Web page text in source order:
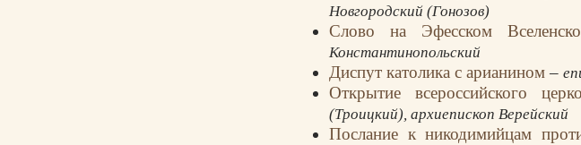
Новгородский (Гонозов)
Слово на Эфесском
Константинопольский
Диспут католика с арианином–
Открытие всероссийского
(Троицкий), архиепископ Верейский
Послание к никодимийцам